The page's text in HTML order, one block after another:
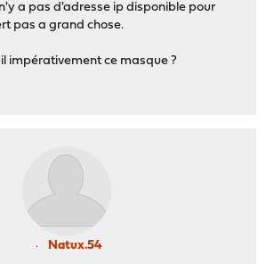
a pas d'adresse ip disponible pour
pas a grand chose.
impérativement ce masque ?
Natux.54